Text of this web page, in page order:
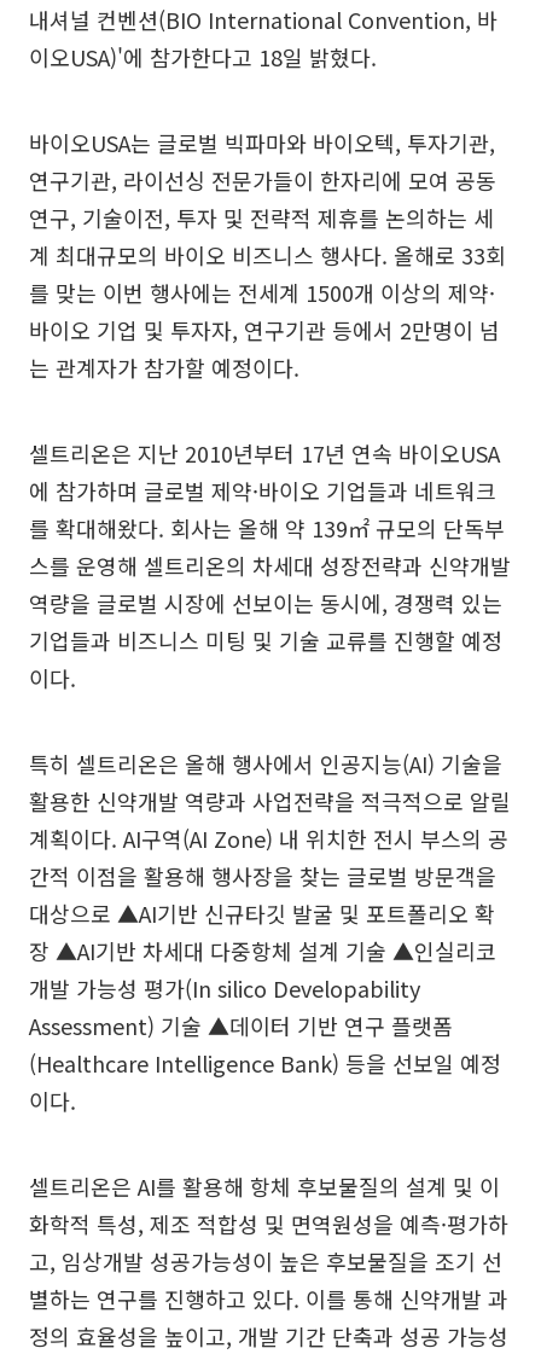
내셔널 컨벤션(BIO International Convention, 바
이오USA)'에 참가한다고 18일 밝혔다.
바이오USA는 글로벌 빅파마와 바이오텍, 투자기관,
연구기관, 라이선싱 전문가들이 한자리에 모여 공동
연구, 기술이전, 투자 및 전략적 제휴를 논의하는 세
계 최대규모의 바이오 비즈니스 행사다. 올해로 33회
를 맞는 이번 행사에는 전세계 1500개 이상의 제약·
바이오 기업 및 투자자, 연구기관 등에서 2만명이 넘
는 관계자가 참가할 예정이다.
셀트리온은 지난 2010년부터 17년 연속 바이오USA
에 참가하며 글로벌 제약·바이오 기업들과 네트워크
를 확대해왔다. 회사는 올해 약 139㎡ 규모의 단독부
스를 운영해 셀트리온의 차세대 성장전략과 신약개발
역량을 글로벌 시장에 선보이는 동시에, 경쟁력 있는
기업들과 비즈니스 미팅 및 기술 교류를 진행할 예정
이다.
특히 셀트리온은 올해 행사에서 인공지능(AI) 기술을
활용한 신약개발 역량과 사업전략을 적극적으로 알릴
계획이다. AI구역(AI Zone) 내 위치한 전시 부스의 공
간적 이점을 활용해 행사장을 찾는 글로벌 방문객을
대상으로 ▲AI기반 신규타깃 발굴 및 포트폴리오 확
장 ▲AI기반 차세대 다중항체 설계 기술 ▲인실리코
개발 가능성 평가(In silico Developability
Assessment) 기술 ▲데이터 기반 연구 플랫폼
(Healthcare Intelligence Bank) 등을 선보일 예정
이다.
셀트리온은 AI를 활용해 항체 후보물질의 설계 및 이
화학적 특성, 제조 적합성 및 면역원성을 예측·평가하
고, 임상개발 성공가능성이 높은 후보물질을 조기 선
별하는 연구를 진행하고 있다. 이를 통해 신약개발 과
정의 효율성을 높이고, 개발 기간 단축과 성공 가능성